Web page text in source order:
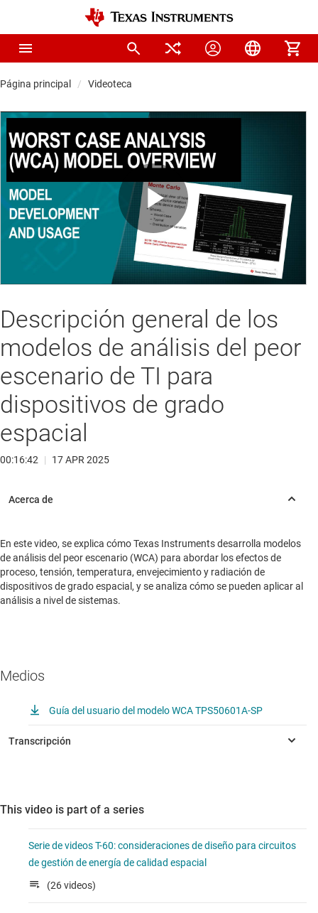
Página principal Videoteca
Play
Video
Descripción general de los
modelos de análisis del peor
escenario de TI para
dispositivos de grado
espacial
00:16:42 | 17 APR 2025
En este video, se explica cómo Texas Instruments desarrolla modelos
de análisis del peor escenario (WCA) para abordar los efectos de
proceso, tensión, temperatura, envejecimiento y radiación de
dispositivos de grado espacial, y se analiza cómo se pueden aplicar al
análisis a nivel de sistemas.
Medios
Guía del usuario del modelo WCA TPS50601A-SP
This video is part of a series
Serie de videos T-60: consideraciones de diseño para circuitos
de gestión de energía de calidad espacial
(26 videos)